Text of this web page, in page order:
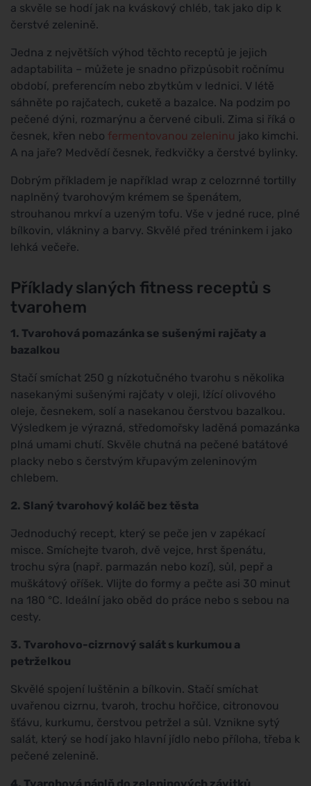
a skvěle se hodí jak na kváskový chléb, tak jako dip k
čerstvé zelenině.
Jedna z největších výhod těchto receptů je jejich
adaptabilita – můžete je snadno přizpůsobit ročnímu
období, preferencím nebo zbytkům v lednici. V létě
sáhněte po rajčatech, cuketě a bazalce. Na podzim po
pečené dýni, rozmarýnu a červené cibuli. Zima si říká o
česnek, křen nebo fermentovanou zeleninu jako kimchi.
A na jaře? Medvědí česnek, ředkvičky a čerstvé bylinky.
Dobrým příkladem je například wrap z celozrnné tortilly
naplněný tvarohovým krémem se špenátem,
strouhanou mrkví a uzeným tofu. Vše v jedné ruce, plné
bílkovin, vlákniny a barvy. Skvělé před tréninkem i jako
lehká večeře.
Příklady slaných fitness receptů s
tvarohem
1. Tvarohová pomazánka se sušenými rajčaty a
bazalkou
Stačí smíchat 250 g nízkotučného tvarohu s několika
nasekanými sušenými rajčaty v oleji, lžící olivového
oleje, česnekem, solí a nasekanou čerstvou bazalkou.
Výsledkem je výrazná, středomořsky laděná pomazánka
plná umami chutí. Skvěle chutná na pečené batátové
placky nebo s čerstvým křupavým zeleninovým
chlebem.
2. Slaný tvarohový koláč bez těsta
Jednoduchý recept, který se peče jen v zapékací
misce. Smíchejte tvaroh, dvě vejce, hrst špenátu,
trochu sýra (např. parmazán nebo kozí), sůl, pepř a
muškátový oříšek. Vlijte do formy a pečte asi 30 minut
na 180 °C. Ideální jako oběd do práce nebo s sebou na
cesty.
3. Tvarohovo-cizrnový salát s kurkumou a
petrželkou
Skvělé spojení luštěnin a bílkovin. Stačí smíchat
uvařenou cizrnu, tvaroh, trochu hořčice, citronovou
šťávu, kurkumu, čerstvou petržel a sůl. Vznikne sytý
salát, který se hodí jako hlavní jídlo nebo příloha, třeba k
pečené zelenině.